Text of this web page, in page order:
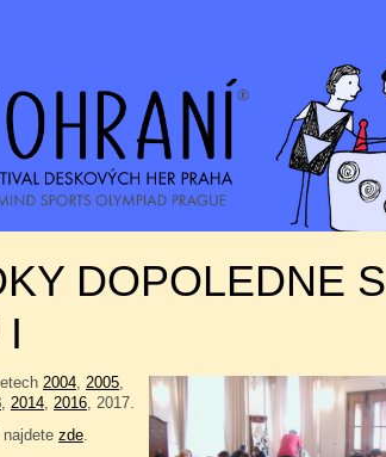
DOPOLEDNE S
2004, 2005,
, 2014, 2016, 2017.
zde.